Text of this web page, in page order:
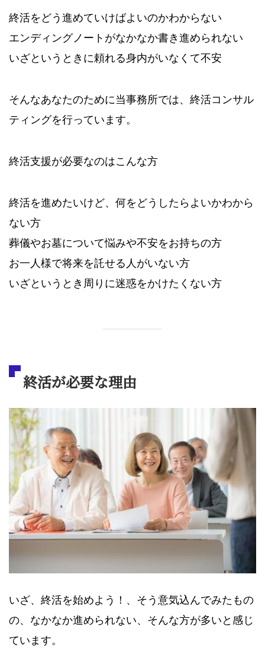
終活をどう進めていけばよいのかわからない
エンディングノートがなかなか書き進められない
いざというときに頼れる身内がいなくて不安
そんなあなたのために当事務所では、終活コンサル
ティングを行っています。
終活支援が必要なのはこんな方
終活を進めたいけど、何をどうしたらよいかわから
ない方
葬儀やお墓について悩みや不安をお持ちの方
お一人様で将来を託せる人がいない方
いざというとき周りに迷惑をかけたくない方
終活が必要な理由
いざ、終活を始めよう！、そう意気込んでみたもの
の、なかなか進められない、そんな方が多いと感じ
ています。